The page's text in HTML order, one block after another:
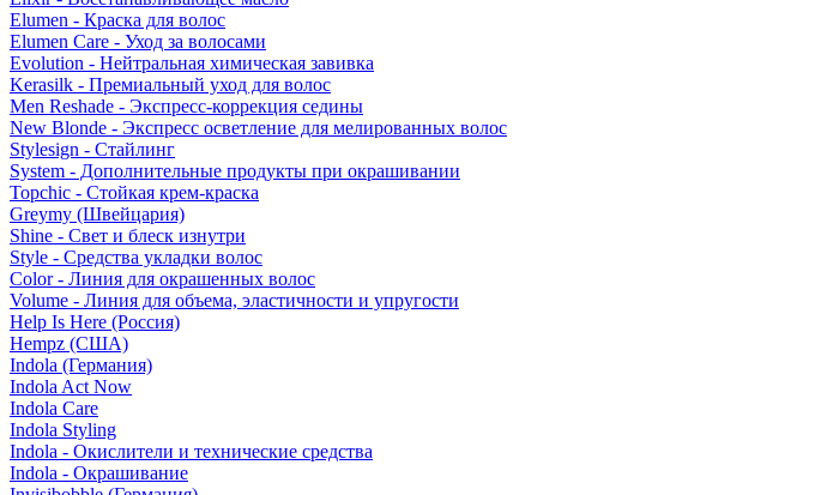
Elumen - Краска для волос
Elumen Care - Уход за волосами
Evolution - Нейтральная химическая завивка
Kerasilk - Премиальный уход для волос
Men Reshade - Экспресс-коррекция седины
New Blonde - Экспресс осветление для мелированных волос
Stylesign - Стайлинг
System - Дополнительные продукты при окрашивании
Topchic - Стойкая крем-краска
Greymy (Швейцария)
Shine - Свет и блеск изнутри
Style - Средства укладки волос
Color - Линия для окрашенных волос
Volume - Линия для объема, эластичности и упругости
Help Is Here (Россия)
Hempz (США)
Indola (Германия)
Indola Act Now
Indola Care
Indola Styling
Indola - Окислители и технические средства
Indola - Окрашивание